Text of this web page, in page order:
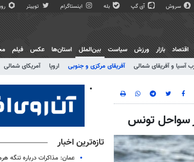
سروش آی گپ بله اینستاگرام توییتر
اقتصاد بازار ورزش سیاست
بین‌الملل
آسیا و آفریقای شمالی آفریقای مرکزی و جنوبی اروپا آمریکای شمالی
استان‌ها عکس فیلم
تازه‌ترین اخبار
عمان: مذاکرات درباره تنگه